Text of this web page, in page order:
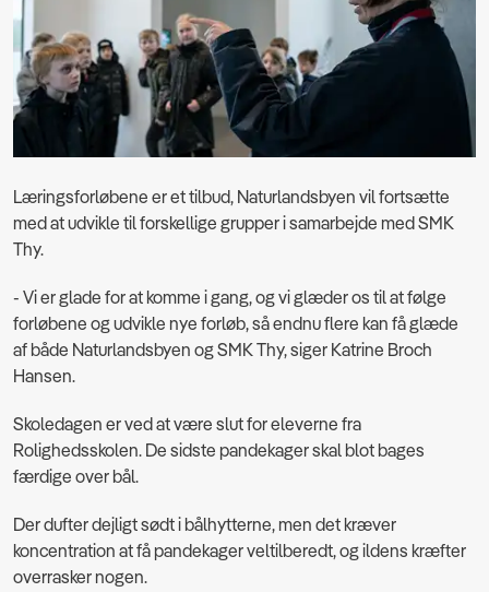
Læringsforløbene er et tilbud, Naturlandsbyen vil fortsætte
med at udvikle til forskellige grupper i samarbejde med SMK
Thy.
- Vi er glade for at komme i gang, og vi glæder os til at følge
forløbene og udvikle nye forløb, så endnu flere kan få glæde
af både Naturlandsbyen og SMK Thy, siger Katrine Broch
Hansen.
Skoledagen er ved at være slut for eleverne fra
Rolighedsskolen. De sidste pandekager skal blot bages
færdige over bål.
Der dufter dejligt sødt i bålhytterne, men det kræver
koncentration at få pandekager veltilberedt, og ildens kræfter
overrasker nogen.